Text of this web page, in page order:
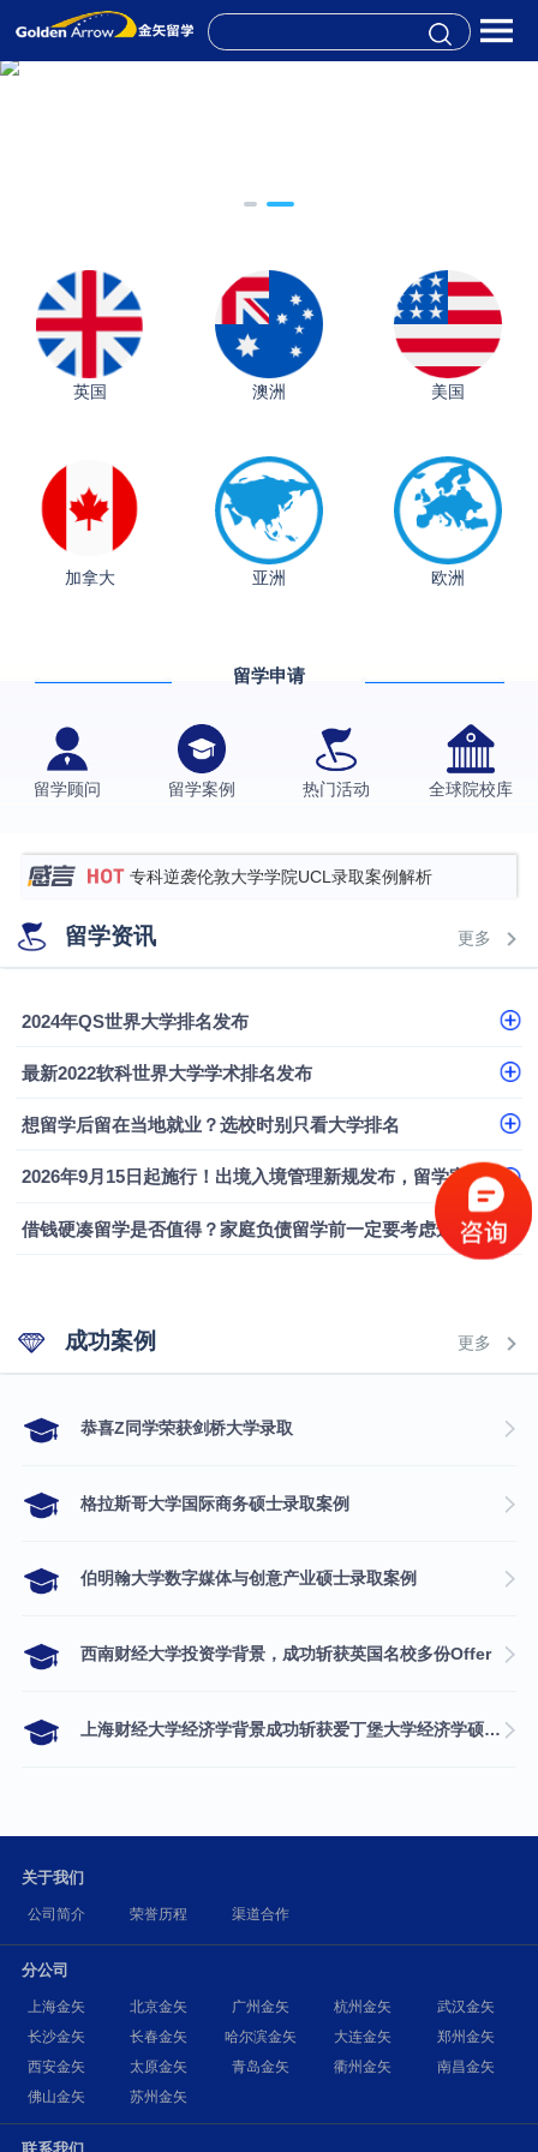
英国 澳洲 美国
加拿大 亚洲 欧洲
留学申请
留学顾问 留学案例 热门活动 全球院校库
从上海财大2+2到谢菲尔德：低均分逆袭QS百强金
西南财经大学投资学背景，成功斩获英国名校多份
上海财经大学经济学背景成功斩获爱丁堡大学经济学
专科逆袭伦敦大学学院UCL录取案例解析
香港浸会大学伦理与公共事务硕士录取
从上海财大2+2到谢菲尔德：低均分逆袭QS百强金
留学资讯 更多
2024年QS世界大学排名发布
最新2022软科世界大学学术排名发布
想留学后留在当地就业？选校时别只看大学排名
2026年9月15日起施行！出境入境管理新规发布，留学家庭需要关注什么？
借钱硬凑留学是否值得？家庭负债留学前一定要考虑这几个问题
成功案例 更多
​恭喜Z同学荣获剑桥大学录取
格拉斯哥大学国际商务硕士录取案例
伯明翰大学数字媒体与创意产业硕士录取案例
西南财经大学投资学背景，成功斩获英国名校多份Offer
上海财经大学经济学背景成功斩获爱丁堡大学经济学硕士录取
关于我们
公司简介 荣誉历程 渠道合作
分公司
上海金矢 北京金矢 广州金矢 杭州金矢
武汉金矢
长沙金矢
长春金矢 哈尔滨金矢 大连金矢
郑州金矢
西安金矢
太原金矢 青岛金矢 衢州金矢
南昌金矢
佛山金矢
苏州金矢